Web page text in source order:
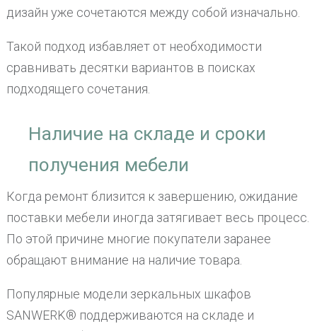
дизайн уже сочетаются между собой изначально.
Такой подход избавляет от необходимости
сравнивать десятки вариантов в поисках
подходящего сочетания.
Наличие на складе и сроки
получения мебели
Когда ремонт близится к завершению, ожидание
поставки мебели иногда затягивает весь процесс.
По этой причине многие покупатели заранее
обращают внимание на наличие товара.
Популярные модели зеркальных шкафов
SANWERK® поддерживаются на складе и